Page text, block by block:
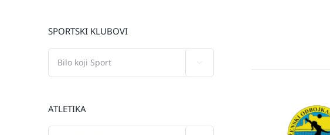
SPORTSKI KLUBOVI
ATLETIKA